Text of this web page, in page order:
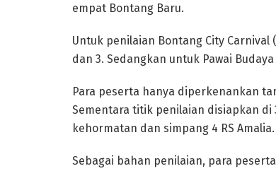
empat Bontang Baru.
Untuk penilaian Bontang City Carnival
dan 3. Sedangkan untuk Pawai
Para peserta hanya diperkenankan
Sementara titik penilaian disiapkan di
kehormatan dan simpang 4 RS Amalia.
Sebagai bahan penilaian, para